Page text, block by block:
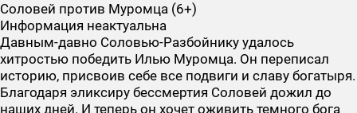
Соловей против Муромца (6+)
Информация неактуальна
Давным-давно Соловью-Разбойнику удалось
хитростью победить Илью Муромца. Он переписал
историю, присвоив себе все подвиги и славу богатыря.
Благодаря эликсиру бессмертия Соловей дожил до
наших дней. И теперь он хочет оживить темного бога